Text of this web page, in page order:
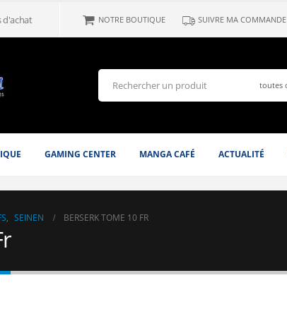
d'achat NOTRE BOUTIQUE SUIVRE MA COMMANDE
GAMING CENTER MANGA CAFÉ ACTUALITÉ
, SEINEN BERSERK TOME 10 FR